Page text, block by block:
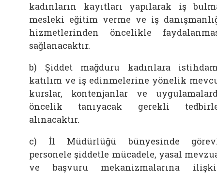
kadınların kayıtları yapılarak iş
mesleki eğitim verme ve iş
hizmetlerinden öncelikle
sağlanacaktır.
b) Şiddet mağduru kadınlara
katılım ve iş edinmelerine yönelik
kurslar, kontenjanlar ve
öncelik tanıyacak gerekli
alınacaktır.
c) İl Müdürlüğü bünyesinde
personele şiddetle mücadele, yasal
ve başvuru mekanizmalarına